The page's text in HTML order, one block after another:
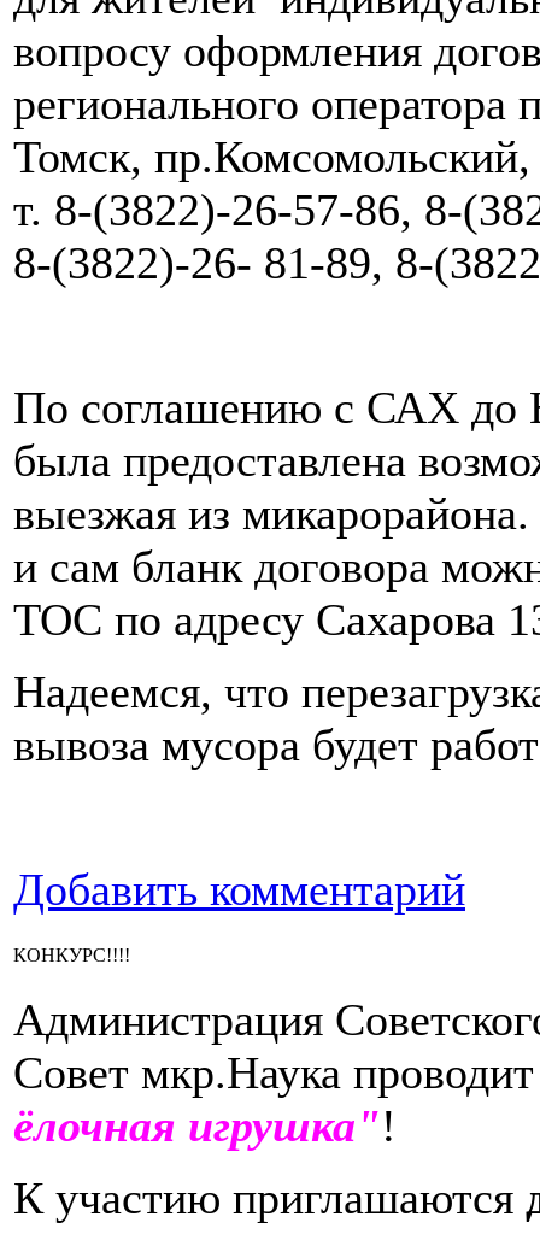
вопросу оформления
регионального оператора
Томск,
т. 8-(3822)-26-57-86, 8-
8-(3822)-26- 81-89, 8-
По соглашению с САХ до
была предоставлена
выезжая из
и сам бланк договора
ТОС по адресу Сахарова
Надеемся, что
вывоза мусора будет
Добавить комментарий
КОНКУРС!!!!
Администрация
Совет мкр.Наука
ёлочная игрушка"!
К участию приглашаются